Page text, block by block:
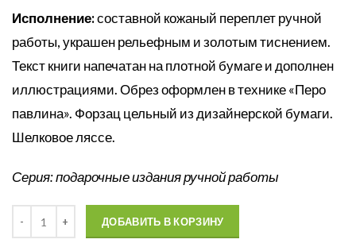
Исполнение:составной кожаный переплет ручной
работы, украшен рельефным и золотым тиснением.
Текст книги напечатан на плотной бумаге и дополнен
иллюстрациями. Обрез оформлен в технике «Перо
павлина». Форзац цельный из дизайнерской бумаги.
Шелковое ляссе.
Серия: подарочные издания ручной работы
ДОБАВИТЬ В КОРЗИНУ